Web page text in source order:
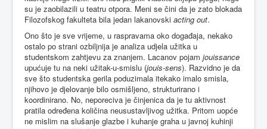
su je zaobilazili u teatru otpora. Meni se čini da je zato blokada
Filozofskog fakulteta bila jedan lakanovski acting out.
Ono što je sve vrijeme, u raspravama oko događaja, nekako
ostalo po strani ozbiljnija je analiza udjela užitka u
studentskom zahtjevu za znanjem. Lacanov pojam jouissance
upućuje tu na neki užitak-u-smislu (jouis-sens). Razvidno je da
sve što studentska gerila poduzimala itekako imalo smisla,
njihovo je djelovanje bilo osmišljeno, strukturirano i
koordinirano. No, neporeciva je činjenica da je tu aktivnost
pratila određena količina neusustavljivog užitka. Pritom uopće
ne mislim na slušanje glazbe i kuhanje graha u javnoj kuhinji